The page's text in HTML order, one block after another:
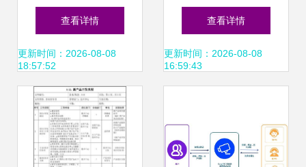
临“卡脖子”困局，
中国稀土牢牢掌控
话语权
查看详情
更新时间：2026-08-08
18:57:52
开发流程
查看详情
更新时间：2026-08-08
16:59:43